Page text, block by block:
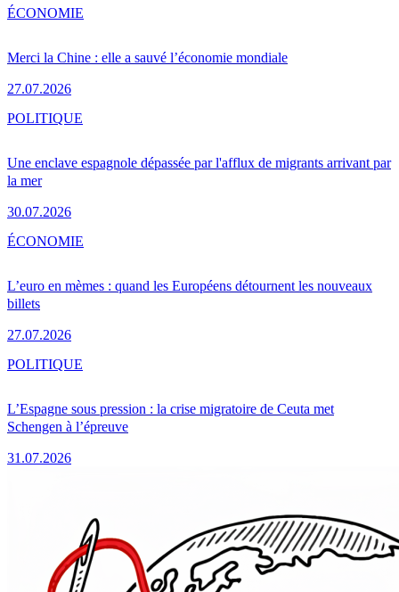
Merci la Chine : elle a sauvé l’économie mondiale
27.07.2026
ÉCONOMIE
Une enclave espagnole dépassée par l'afflux de migrants arrivant par
la mer
30.07.2026
POLITIQUE
L’euro en mèmes : quand les Européens détournent les nouveaux
billets
27.07.2026
ÉCONOMIE
L’Espagne sous pression : la crise migratoire de Ceuta met
Schengen à l’épreuve
31.07.2026
POLITIQUE